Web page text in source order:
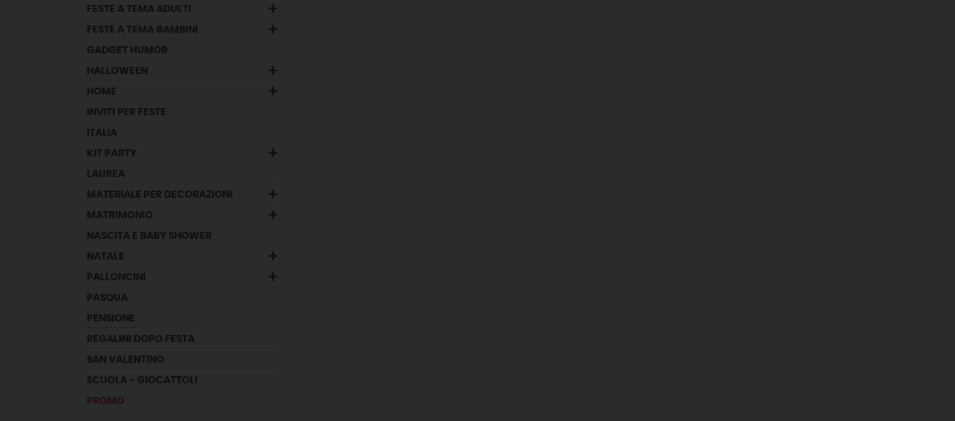
FESTE A TEMA ADULTI
FESTE A TEMA BAMBINI
GADGET HUMOR
HALLOWEEN
HOME
INVITI PER FESTE
ITALIA
KIT PARTY
LAUREA
MATERIALE PER DECORAZIONI
MATRIMONIO
NASCITA E BABY SHOWER
NATALE
PALLONCINI
PASQUA
PENSIONE
REGALINI DOPO FESTA
SAN VALENTINO
SCUOLA - GIOCATTOLI
PROMO